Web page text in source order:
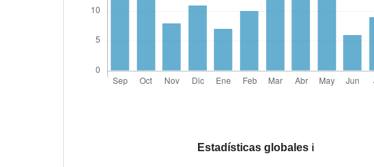
Estadísticas globales ℹ️